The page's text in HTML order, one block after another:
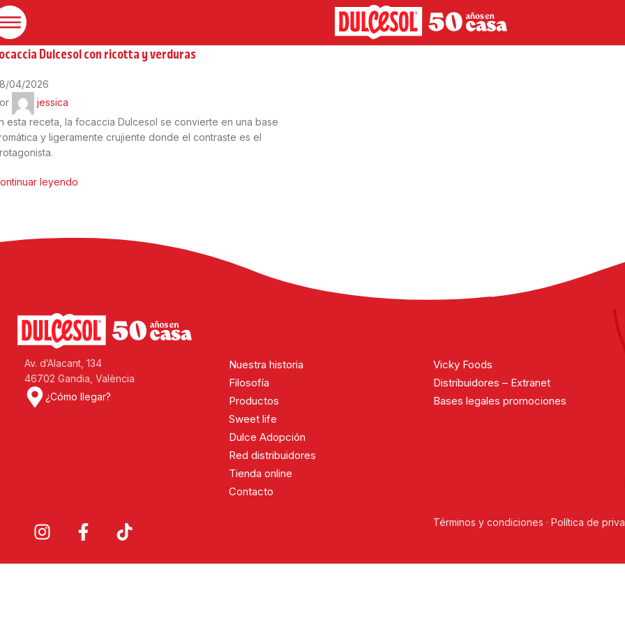
Abr
Dulcesol con ricotta y verduras
04/2026
jessica
esta receta, la focaccia Dulcesol se convierte en una base
y ligeramente crujiente donde el contraste es el
leyendo
Av. d’Alacant, 134
46702 Gandia, València
¿Cómo llegar?
Nuestra historia
Filosofía
Productos
Sweet life
Dulce Adopción
Red distribuidores
Tienda online
Contacto
Vicky Foods
Distribuidores – Extranet
Bases legales promociones
Términos y condiciones · Política de